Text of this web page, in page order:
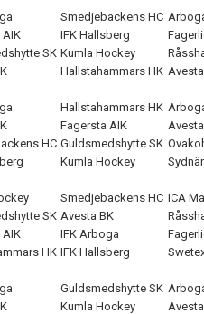
Smedjebackens HC
AIK IFK Hallsberg
SK Kumla Hockey
Hallstahammars HK
Hallstahammars HK
Fagersta AIK
HC Guldsmedshytte SK
Kumla Hockey
Smedjebackens HC ICA
SK Avesta BK
AIK IFK Arboga
HK IFK Hallsberg
Guldsmedshytte SK
Kumla Hockey